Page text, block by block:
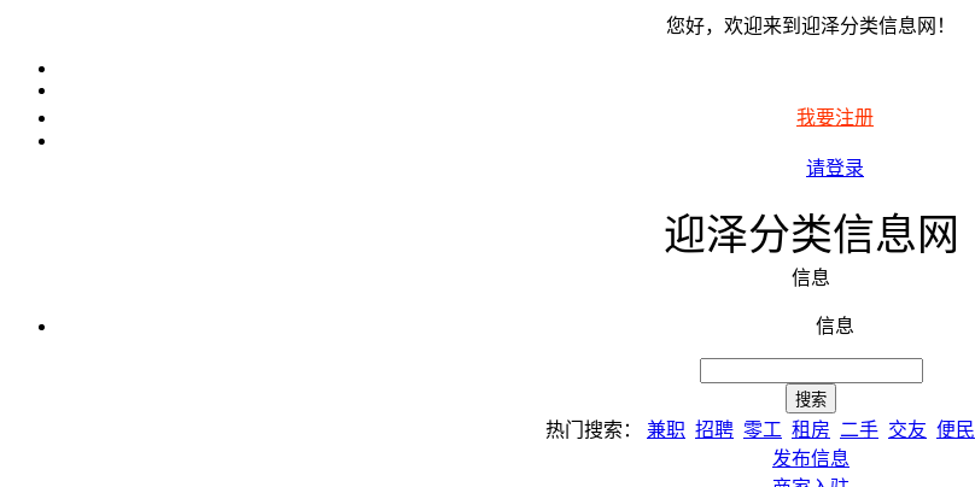
您好，欢迎来到迎泽分类信息网！
我要注册
请登录
迎泽分类信息网
信息
信息
热门搜索： 兼职 招聘 零工 租房 二手 交友 便民
发布信息